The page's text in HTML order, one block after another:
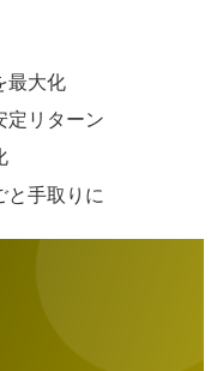
最大化
定リターン
と手取りに